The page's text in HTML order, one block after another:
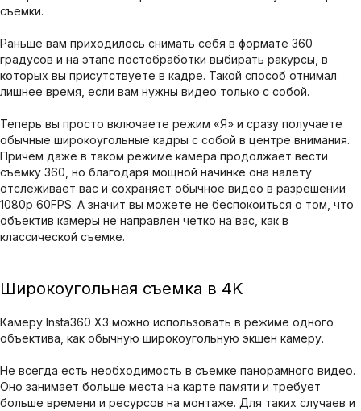
съемки.
Раньше вам приходилось снимать себя в формате 360
градусов и на этапе постобработки выбирать ракурсы, в
которых вы присутствуете в кадре. Такой способ отнимал
лишнее время, если вам нужны видео только с собой.
Теперь вы просто включаете режим «Я» и сразу получаете
обычные широкоугольные кадры с собой в центре внимания.
Причем даже в таком режиме камера продолжает вести
съемку 360, но благодаря мощной начинке она налету
отслеживает вас и сохраняет обычное видео в разрешении
1080p 60FPS. А значит вы можете не беспокоиться о том, что
объектив камеры не направлен четко на вас, как в
классической съемке.
Широкоугольная съемка в 4K
Камеру Insta360 X3 можно использовать в режиме одного
объектива, как обычную широкоугольную экшен камеру.
Не всегда есть необходимость в съемке панорамного видео.
Оно занимает больше места на карте памяти и требует
больше времени и ресурсов на монтаже. Для таких случаев и